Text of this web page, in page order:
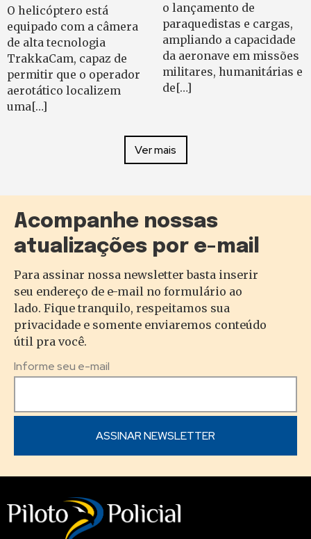
O helicóptero está
equipado com a câmera
de alta tecnologia
TrakkaCam, capaz de
permitir que o operador
aerotático localizem
uma[…]
o lançamento de
paraquedistas e cargas,
ampliando a capacidade
da aeronave em missões
militares, humanitárias e
de[…]
Ver mais
Acompanhe nossas
atualizações por e-mail
Para assinar nossa newsletter basta inserir
seu endereço de e-mail no formulário ao
lado. Fique tranquilo, respeitamos sua
privacidade e somente enviaremos conteúdo
útil pra você.
Informe seu e-mail